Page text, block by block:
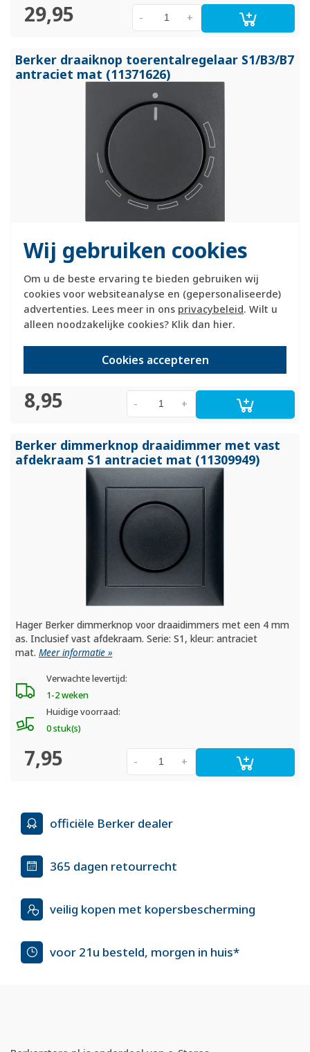
Wij gebruiken cookies
Om u de beste ervaring te bieden gebruiken wij
cookies voor websiteanalyse en (gepersonaliseerde)
advertenties. Lees meer in ons privacybeleid. Wilt u
alleen noodzakelijke cookies? Klik dan hier.
Cookies accepteren
29,95 +
-
Berker draaiknop toerentalregelaar S1/B3/B7
antraciet mat (11371626)
Hager Berker centraalplaat met draaiknop en opdruk
(boogvormige schaalverdeling). Geschikt voor
toerentalregelaar of potentiometer met een asmaat van 4
mm. Exclusief binnenwerk en afdekraam. Serie: S1/B3/B7,
kleur: antraciet mat.Meer informatie »
Verwachte levertijd:
Huidige voorraad:
8,95 +
-
Berker dimmerknop draaidimmer met vast
afdekraam S1 antraciet mat (11309949)
Hager Berker dimmerknop voor draaidimmers met een 4 mm
as. Inclusief vast afdekraam. Serie: S1, kleur: antraciet
mat.Meer informatie »
Verwachte levertijd:
1-2 weken
Huidige voorraad:
0 stuk(s)
7,95 +
-
officiële Berker dealer
365 dagen retourrecht
veilig kopen met kopersbescherming
voor 21u besteld, morgen in huis*